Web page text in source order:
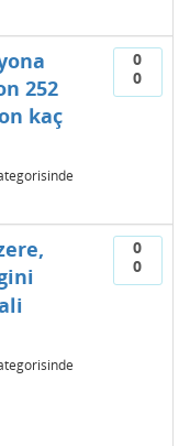
0
0
252
kaç
0
0